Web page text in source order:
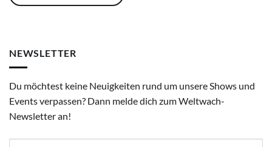
NEWSLETTER
Du möchtest keine Neuigkeiten rund um unsere Shows und
Events verpassen? Dann melde dich zum Weltwach-
Newsletter an!